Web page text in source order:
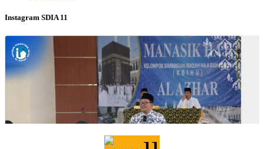
Instagram SDIA 11